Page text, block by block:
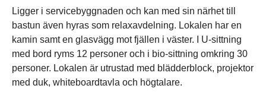
Ligger i servicebyggnaden och kan med sin närhet till
bastun även hyras som relaxavdelning. Lokalen har en
kamin samt en glasvägg mot fjällen i väster. I U-sittning
med bord ryms 12 personer och i bio-sittning omkring 30
personer. Lokalen är utrustad med blädderblock, projektor
med duk, whiteboardtavla och högtalare.